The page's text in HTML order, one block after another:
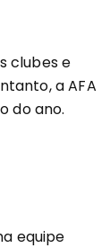
clubes e
a AFA
do ano.
equipe